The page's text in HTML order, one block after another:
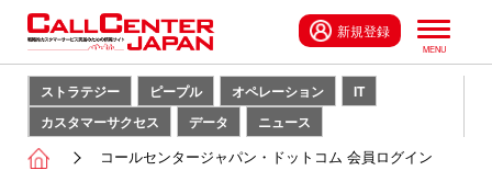
新規登録
ストラテジー ピープル オペレーション
IT
カスタマーサクセス
データ ニュース
コールセンタージャパン・ドットコム 会員ログイン